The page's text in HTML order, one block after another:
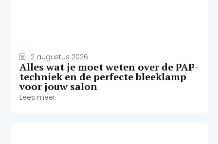
2 augustus 2026
Alles wat je moet weten over de PAP-
techniek en de perfecte bleeklamp
voor jouw salon
Lees meer